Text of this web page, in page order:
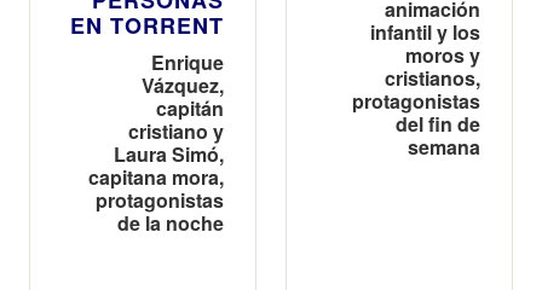
EN TORRENT
Enrique
Vázquez,
capitán
cristiano y
Laura Simó,
capitana mora,
protagonistas
de la noche
animación
infantil y los
moros y
cristianos,
protagonistas
del fin de
semana